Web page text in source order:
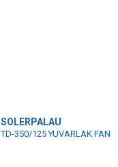
SOLERPALAU
TD-350/125 YUVARLAK FAN